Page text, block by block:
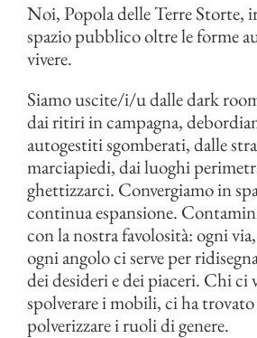
Noi, Popola delle Terre Storte,
spazio pubblico oltre le forme
vivere.
Siamo uscite/i/u dalle dark
dai ritiri in campagna,
autogestiti sgomberati, dalle
marciapiedi, dai luoghi
ghettizzarci. Convergiamo in
continua espansione.
con la nostra favolosità: ogni
ogni angolo ci serve per
dei desideri e dei piaceri. Chi ci
spolverare i mobili, ci ha
polverizzare i ruoli di genere.